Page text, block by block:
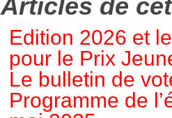
Articles de
Edition 2026 et
pour le Prix
Le bulletin de
Programme de